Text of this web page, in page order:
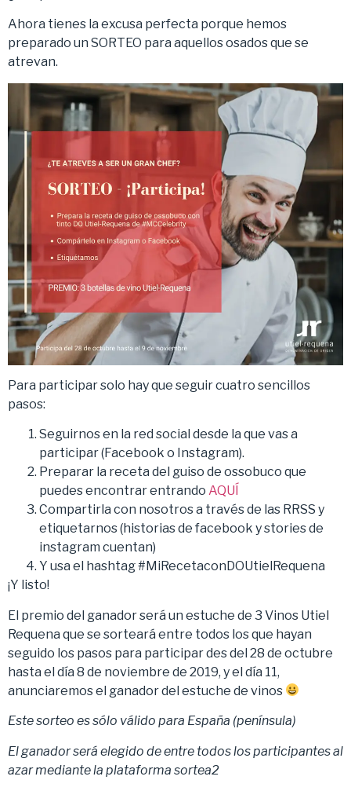
Ahora tienes la excusa perfecta porque hemos
preparado un SORTEO para aquellos osados que se
atrevan.
Para participar solo hay que seguir cuatro sencillos
pasos:
Seguirnos en la red social desde la que vas a
participar (Facebook o Instagram).
Preparar la receta del guiso de ossobuco que
puedes encontrar entrando AQUÍ
Compartirla con nosotros a través de las RRSS y
etiquetarnos (historias de facebook y stories de
instagram cuentan)
Y usa el hashtag #MiRecetaconDOUtielRequena
¡Y listo!
El premio del ganador será un estuche de 3 Vinos Utiel
Requena que se sorteará entre todos los que hayan
seguido los pasos para participar des del 28 de octubre
hasta el día 8 de noviembre de 2019, y el día 11,
anunciaremos el ganador del estuche de vinos
Este sorteo es sólo válido para España (península)
El ganador será elegido de entre todos los participantes al
azar mediante la plataforma sortea2